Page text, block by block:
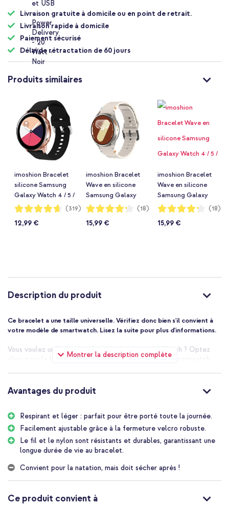
Livraison gratuite à domicile ou en point de retrait.
Livraison rapide à domicile
Paiement sécurisé
Délai de rétractation de 60 jours
Produits similaires
imoshion Bracelet
silicone Samsung
Galaxy Watch 4 / 5 /
6 / 7 / FE (20 mm) -
Notation:
93%
(319)
12,99 €
imoshion Bracelet
Wave en silicone
Samsung Galaxy
Watch 4 / 5 / 6 / 7 /
Starlight
Notation:
84%
(18)
15,99 €
imoshion Bracelet
Wave en silicone
Samsung Galaxy
Watch 4 / 5 / 6 / 7 /
Notation:
84%
(18)
15,99 €
Description du produit
Montrer la description complète
Ce bracelet a une taille universelle. Vérifiez donc bien s'il convient à
votre modèle de smartwatch. Lisez la suite pour plus d'informations.
Vous voulez un look sportif et épuré pour votre Watch ? Optez
alors pour le bracelet en nylon imoshion pour votre smartwatch.
parfaitement ajustable et maintient votre watch bien en place.
Que vous souhaitiez suivre votre sommeil ou faire une séance
Doux et respirant
Le bracelet en nylon imoshion est fabriqué en nylon tissé léger,
doux et super résistant, ce qui le rend bien résistant à l'usure
quotidienne. De plus, il est respirant, ce qui le rend adapté à un
port toute la journée. Et même pendant le sommeil, ce bracelet
Avantages du produit
Respirant et léger : parfait pour être porté toute la journée.
Facilement ajustable grâce à la fermeture velcro robuste.
Le fil et le nylon sont résistants et durables, garantissant une
longue durée de vie au bracelet.
Convient pour la natation, mais doit sécher après !
Ce produit convient à